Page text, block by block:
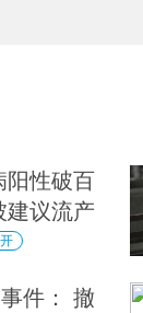
阳性破百
建议流产
件： 撤